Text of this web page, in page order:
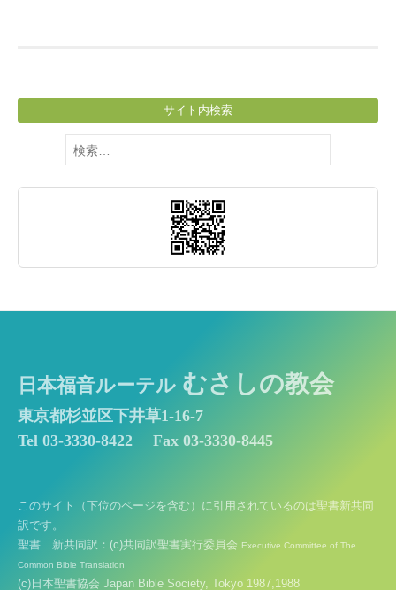
サイト内検索
検
索:
日本福音ルーテル むさしの教会
東京都杉並区下井草1-16-7
Tel 03-3330-8422
Fax 03-3330-8445
このサイト（下位のページを含む）に引用されているのは聖書新共同
訳です。
聖書 新共同訳：(c)共同訳聖書実行委員会 Executive Committee of The
Common Bible Translation
(c)日本聖書協会 Japan Bible Society, Tokyo 1987,1988